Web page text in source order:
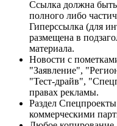
Ссылка должна
полного либо
Гиперссылка (для
размещена в
материала.
Новости с
"Заявление",
"Тест-драйв",
правах рекламы.
Раздел Спецпроекты
коммерческими